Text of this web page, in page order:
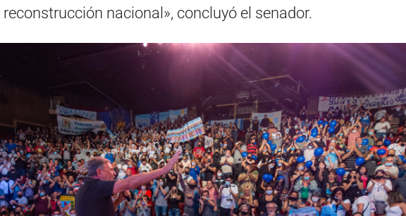
reconstrucción nacional», concluyó el senador.